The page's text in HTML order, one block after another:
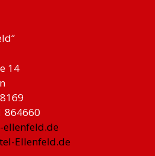
14
864660
ellenfeld.de
Ellenfeld.de